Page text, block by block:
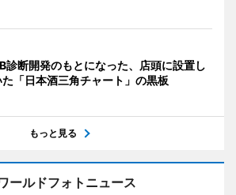
診断開発のもとになった、店頭に設置し
「日本酒三角チャート」の黒板
もっと見る
ールドフォトニュース